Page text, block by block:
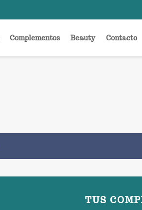
Complementos Beauty Contacto
TUS